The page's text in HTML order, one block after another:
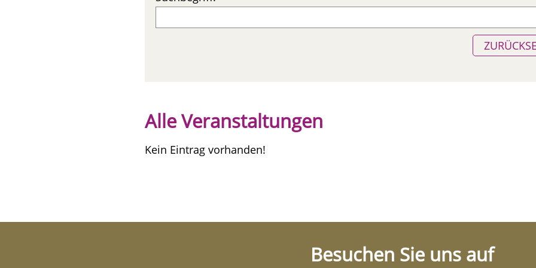
Alle Veranstaltungen
Kein Eintrag vorhanden!
Besuchen Sie uns auf